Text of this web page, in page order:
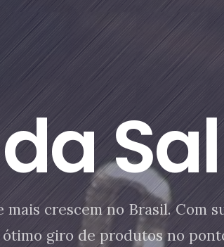
crescem no Brasil. Com
giro de produtos no